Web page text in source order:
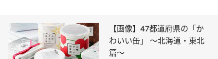
【画像】47都道府県の「か
わいい缶」 ～北海道・東北
篇～